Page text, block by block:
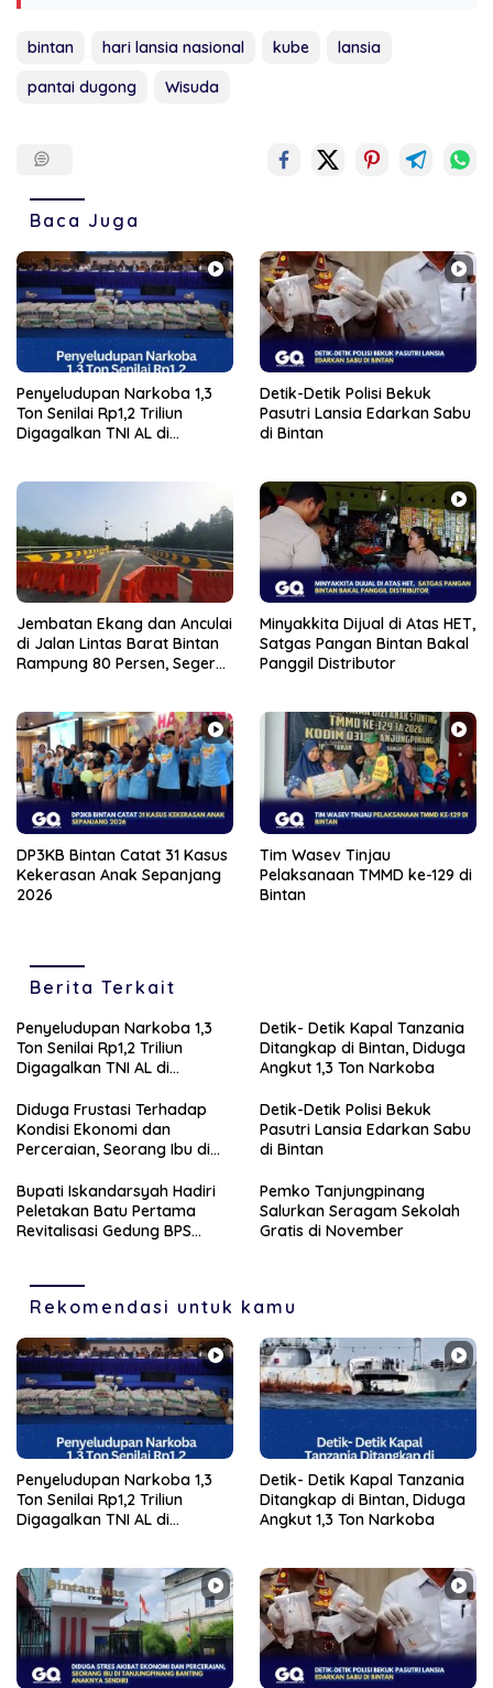
bintan hari lansia nasional kube
lansia
pantai dugong
Wisuda
Baca Juga
Penyeludupan Narkoba 1,3
Ton Senilai Rp1,2 Triliun
Digagalkan TNI AL di
Detik-Detik Polisi Bekuk
Pasutri Lansia Edarkan Sabu
di Bintan
Jembatan Ekang dan Anculai
di Jalan Lintas Barat Bintan
Rampung 80 Persen, Segera
Minyakkita Dijual di Atas HET,
Satgas Pangan Bintan Bakal
Panggil Distributor
DP3KB Bintan Catat 31 Kasus
Kekerasan Anak Sepanjang
2026
Tim Wasev Tinjau
Pelaksanaan TMMD ke-129 di
Bintan
Berita Terkait
Penyeludupan Narkoba 1,3
Ton Senilai Rp1,2 Triliun
Digagalkan TNI AL di
Detik- Detik Kapal Tanzania
Ditangkap di Bintan, Diduga
Angkut 1,3 Ton Narkoba
Diduga Frustasi Terhadap
Kondisi Ekonomi dan
Perceraian, Seorang Ibu di
Anaknya Sendiri
Detik-Detik Polisi Bekuk
Pasutri Lansia Edarkan Sabu
di Bintan
Bupati Iskandarsyah Hadiri
Peletakan Batu Pertama
Revitalisasi Gedung BPS
Pemko Tanjungpinang
Salurkan Seragam Sekolah
Gratis di November
Rekomendasi untuk kamu
Penyeludupan Narkoba 1,3
Ton Senilai Rp1,2 Triliun
Digagalkan TNI AL di
Detik- Detik Kapal Tanzania
Ditangkap di Bintan, Diduga
Angkut 1,3 Ton Narkoba